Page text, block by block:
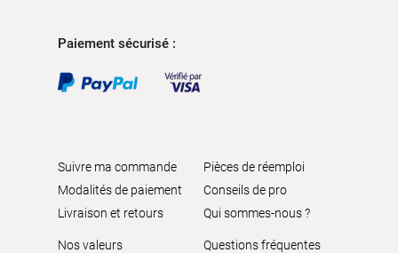
Paiement sécurisé :
Suivre ma commande
Modalités de paiement
Livraison et retours
Pièces de réemploi
Conseils de pro
Qui sommes-nous ?
Nos valeurs
Questions fréquentes